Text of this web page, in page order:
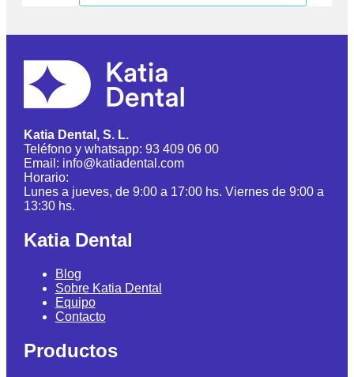
Katia Dental, S. L.
Teléfono y whatsapp: 93 409 06 00
Email: info@katiadental.com
Horario:
Lunes a jueves, de 9:00 a 17:00 hs. Viernes de 9:00 a
13:30 hs.
Katia Dental
Blog
Sobre Katia Dental
Equipo
Contacto
Productos